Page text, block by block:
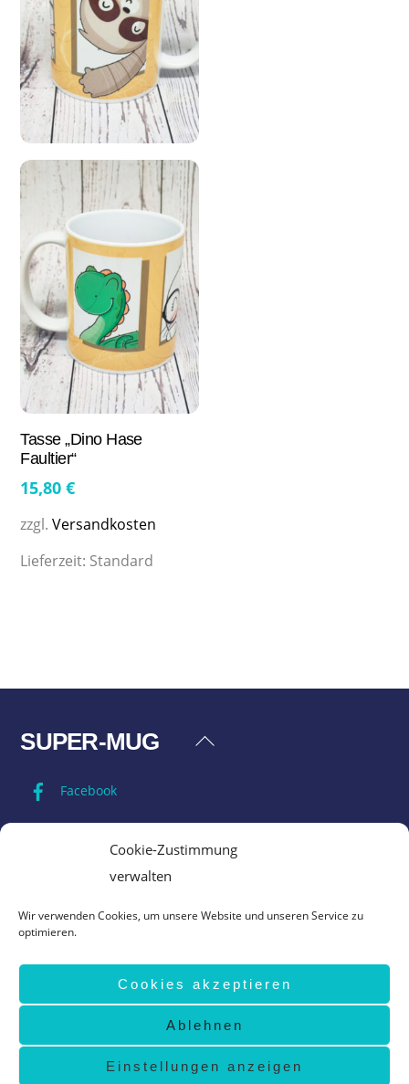
Cookie-Zustimmung
verwalten
Wir verwenden Cookies, um unsere Website und unseren Service zu
optimieren.
Cookies akzeptieren
Ablehnen
Einstellungen anzeigen
Tasse „Dino Hase
Faultier“
15,80€
zzgl.Versandkosten
Lieferzeit: Standard
Back
SUPER-MUG
Facebook
Vertrag widerrufen
Super-Mug 2026 design bywww.grafik-ewald.de